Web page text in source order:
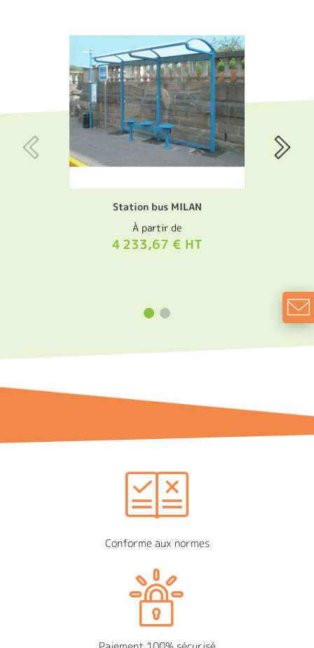
Station bus MILAN
À partir de
4 233,67 € HT
Conforme aux normes